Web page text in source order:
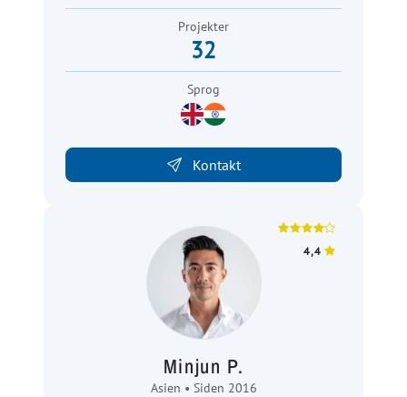
Projekter
32
Sprog
Kontakt
4,4
Minjun P.
Asien • Siden 2016